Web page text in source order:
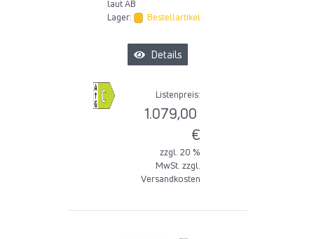
laut AB
Lager:
Bestellartikel
Details
Listenpreis:
1.079,00
€
zzgl. 20 %
MwSt. zzgl.
Versandkosten